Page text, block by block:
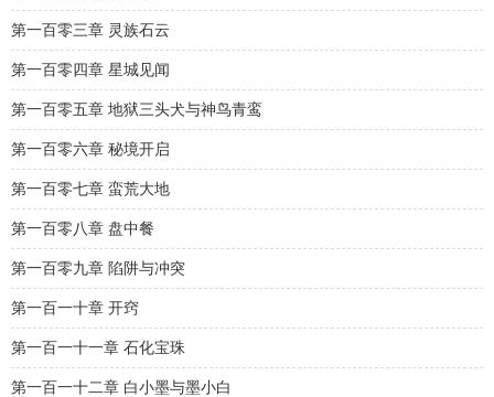
第一百零三章 灵族石云
第一百零四章 星城见闻
第一百零五章 地狱三头犬与神鸟青鸾
第一百零六章 秘境开启
第一百零七章 蛮荒大地
第一百零八章 盘中餐
第一百零九章 陷阱与冲突
第一百一十章 开窍
第一百一十一章 石化宝珠
第一百一十二章 白小墨与墨小白